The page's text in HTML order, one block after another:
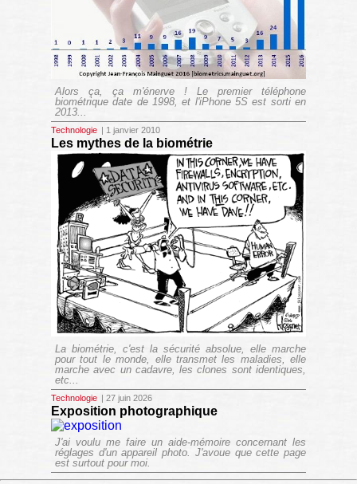
Alors ça, ça m'énerve ! Le premier téléphone
biométrique date de 1998, et l'iPhone 5S est sorti en
2013...
Technologie | 1 janvier 2010
Les mythes de la biométrie
La biométrie, c'est la sécurité absolue, elle marche
pour tout le monde, elle transmet les maladies, elle
marche avec un cadavre, les clones sont identiques,
etc...
Technologie | 27 juin 2026
Exposition photographique
J'ai voulu me faire un aide-mémoire concernant les
réglages d'un appareil photo. J'avoue que cette page
est surtout pour moi.